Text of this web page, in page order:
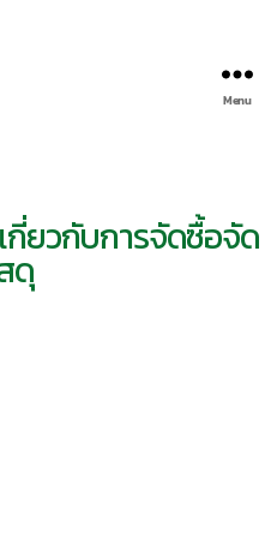
Menu
กี่ยวกับการจัดซื้อจัด
ดุ